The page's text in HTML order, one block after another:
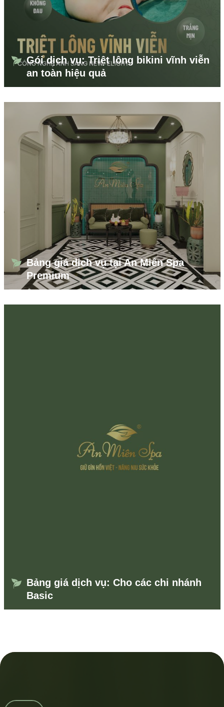
Gói dịch vụ: Triệt lông bikini vĩnh viễn
an toàn hiệu quả
Bảng giá dịch vụ tại An Miên Spa
Premium
Bảng giá dịch vụ: Cho các chi nhánh
Basic